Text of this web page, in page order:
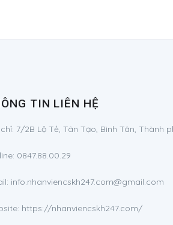
TIN LIÊN HỆ
7/2B Lộ Tẻ, Tân Tạo, Bình Tân, Thành
0847.88.00.29
info.nhanviencskh247.com@gmail.com
https://nhanviencskh247.com/